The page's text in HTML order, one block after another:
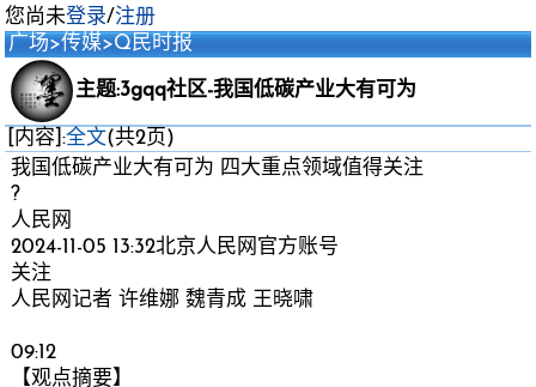
您尚未登录/注册
广场>传媒>Q民时报
主题:3gqq社区-我国低碳产业大有可为
[内容]:全文(共2页)
我国低碳产业大有可为 四大重点领域值得关注
?
人民网
2024-11-05 13:32北京人民网官方账号
关注
人民网记者 许维娜 魏青成 王晓啸
09:12
【观点摘要】